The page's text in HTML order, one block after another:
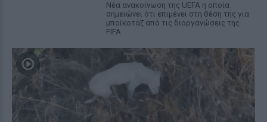
Νέα ανακοίνωση της UEFA η οποία
σημειώνει ότι επιμένει στη θέση της για
μποϊκοτάζ από τις διοργανώσεις της
FIFA